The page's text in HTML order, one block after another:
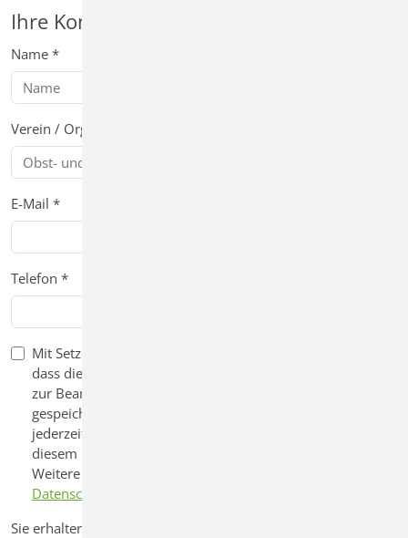
Ihre Kontaktdaten
Name *
Verein / Organisation
E-Mail *
Telefon *
Mit Setzen des Häkchens erklären Sie sich einverstanden,
dass die von Ihnen angegebenen Daten zweckgebunden
zur Beantwortung Ihrer Anfrage elektronisch erhoben und
gespeichert werden. Diese Einwilligung können Sie
jederzeit durch eine Nachricht an uns widerrufen. In
diesem Fall werden Ihre Daten umgehend gelöscht.
Weitere Informationen entnehmen Sie bitte unserer
Datenschutzerklärung.
Sie erhalten automatisch eine E-Mail als Bestätigung.